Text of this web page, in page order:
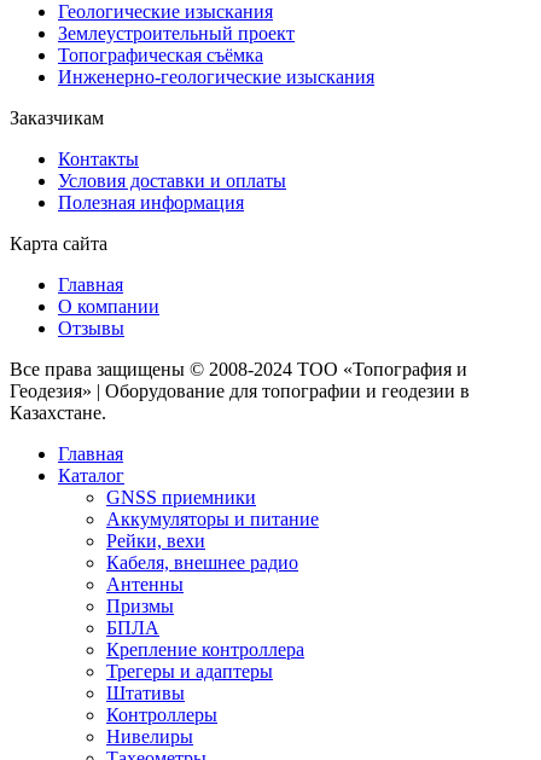
Геологические изыскания
Землеустроительный проект
Топографическая съёмка
Инженерно-геологические изыскания
Заказчикам
Контакты
Условия доставки и оплаты
Полезная информация
Карта сайта
Главная
О компании
Отзывы
Все права защищены © 2008-2024 ТОО «Топография и
Геодезия» | Оборудование для топографии и геодезии в
Казахстане.
Главная
Каталог
GNSS приемники
Аккумуляторы и питание
Рейки, вехи
Кабеля, внешнее радио
Антенны
Призмы
БПЛА
Крепление контроллера
Трегеры и адаптеры
Штативы
Контроллеры
Нивелиры